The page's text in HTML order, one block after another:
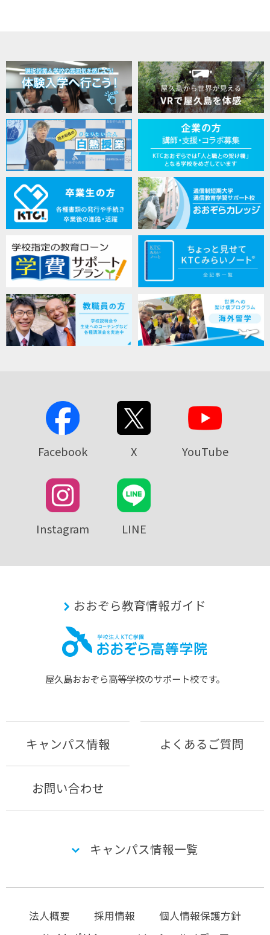
Facebook X YouTube
Instagram LINE
おおぞら教育情報ガイド
屋久島おおぞら⾼等学校のサポート校です。
キャンパス情報 よくあるご質問
お問い合わせ
キャンパス情報一覧
法人概要 採用情報
個人情報保護方針